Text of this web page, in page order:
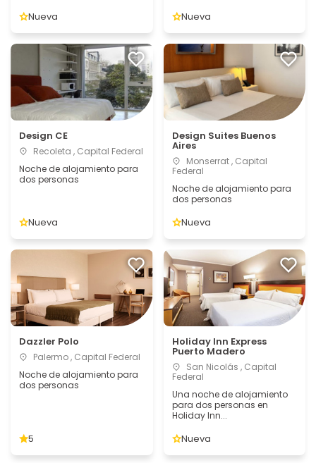
Nueva Nueva
Design CE
Recoleta , Capital Federal
Noche de alojamiento para
dos personas
Nueva
Design Suites Buenos
Aires
Monserrat , Capital
Federal
Noche de alojamiento para
dos personas
Nueva
Dazzler Polo
Palermo , Capital Federal
Noche de alojamiento para
dos personas
5
Holiday Inn Express
Puerto Madero
San Nicolás , Capital
Federal
Una noche de alojamiento
para dos personas en
Holiday Inn...
Nueva